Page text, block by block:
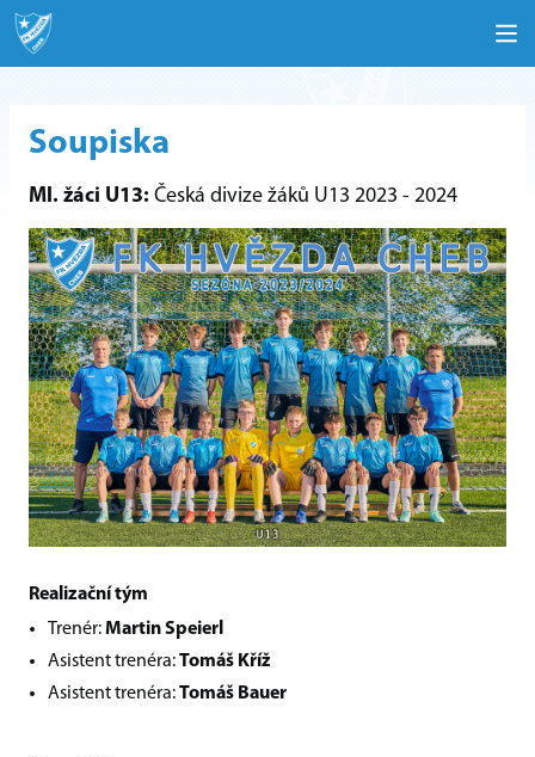
Soupiska
Ml. žáci U13: Česká divize žáků U13 2023 - 2024
Realizační tým
Trenér:Martin Speierl
Asistent trenéra:Tomáš Kříž
Asistent trenéra:Tomáš Bauer